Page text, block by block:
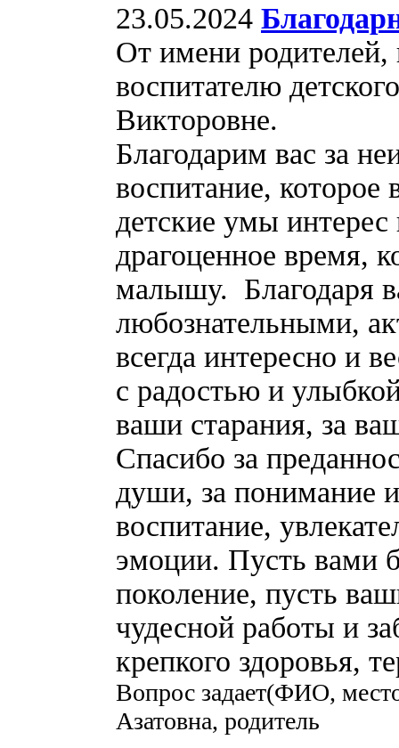
23.05.2024
От имени родителей,
воспитателю
Викторовне.
Благодарим вас за
воспитание,
детские умы
драгоценное время,
малышу. Благодаря
любознательными,
всегда интересно и
с радостью и
ваши старания, за
Спасибо за
души, за понимание
воспитание,
эмоции. Пусть вами
поколение, пусть
чудесной работы и
крепкого здоровья,
Вопрос задает(ФИО,
Азатовна, родитель